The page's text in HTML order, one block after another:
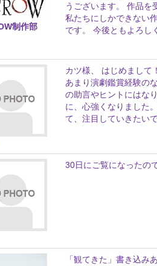
制作部
うございます。 作品を
私たちにしかできない
です。 今後ともよろし
カツ様、 はじめまして
あまり演劇鑑賞経験の
の助言やヒントにはな
に、心強くなりました
て、注目していきたいで
30日にご覧になったの
「観てきた」書き込